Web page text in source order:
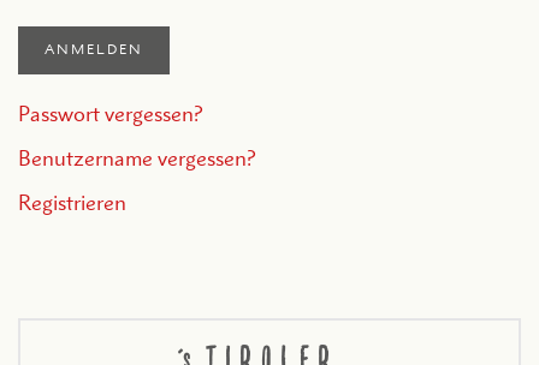
ANMELDEN
Passwort vergessen?
Benutzername vergessen?
Registrieren